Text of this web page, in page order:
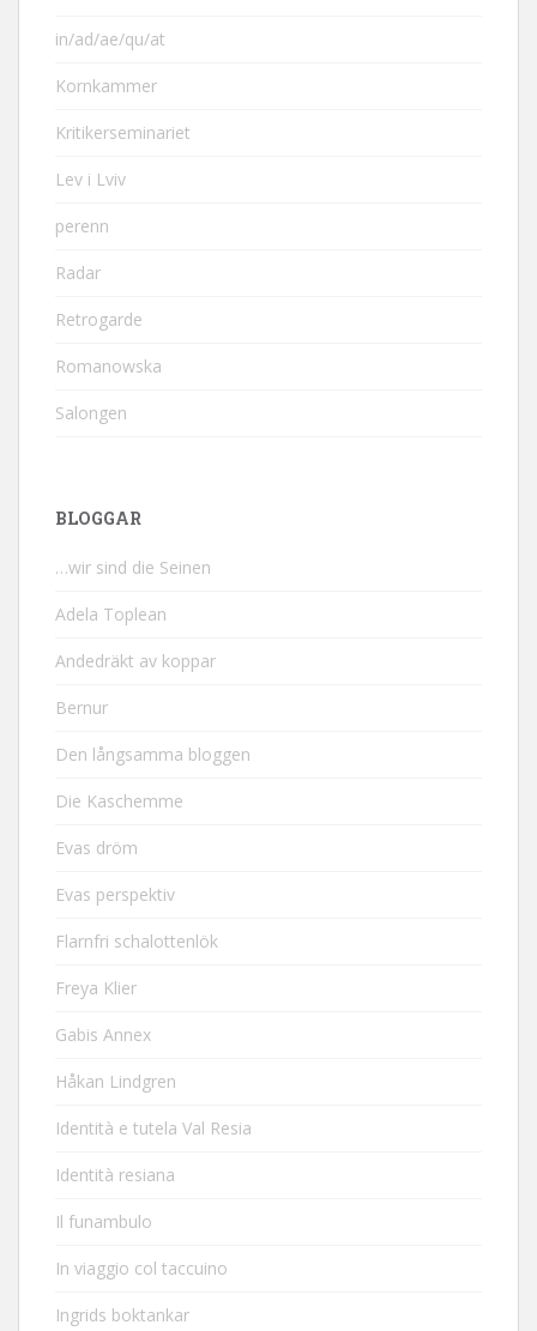
in/ad/ae/qu/at
Kornkammer
Kritikerseminariet
Lev i Lviv
perenn
Radar
Retrogarde
Romanowska
Salongen
BLOGGAR
…wir sind die Seinen
Adela Toplean
Andedräkt av koppar
Bernur
Den långsamma bloggen
Die Kaschemme
Evas dröm
Evas perspektiv
Flarnfri schalottenlök
Freya Klier
Gabis Annex
Håkan Lindgren
Identità e tutela Val Resia
Identità resiana
Il funambulo
In viaggio col taccuino
Ingrids boktankar